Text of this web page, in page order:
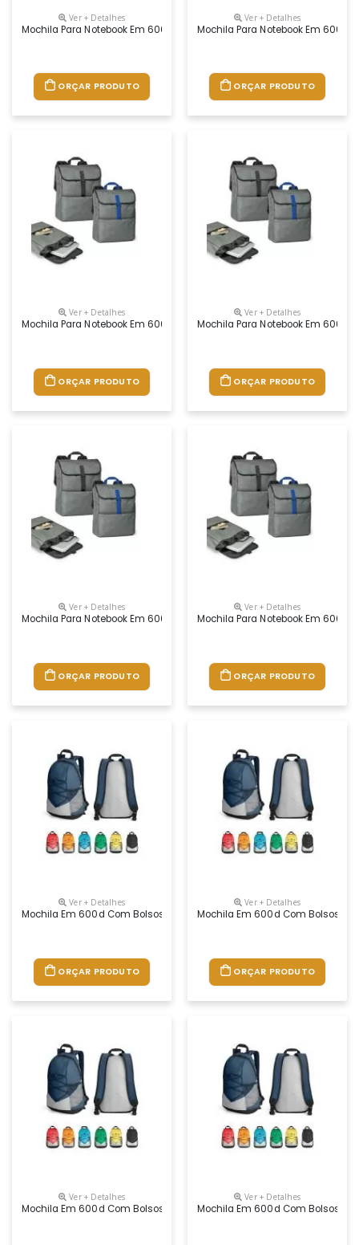
Ver + Detalhes
Mochila Para Notebook Em 600d De Alta Densidade Com
ORÇAR PRODUTO
Ver + Detalhes
Mochila Para Notebook Em 600d
ORÇAR PRODUTO
Ver + Detalhes
Mochila Para Notebook Em 600d De Alta Densidade. Compartimento
ORÇAR PRODUTO
Ver + Detalhes
Mochila Para Notebook Em 600d
ORÇAR PRODUTO
Ver + Detalhes
Mochila Para Notebook Em 600d De Alta Densidade. Compartimento
ORÇAR PRODUTO
Ver + Detalhes
Mochila Para Notebook Em 600d
ORÇAR PRODUTO
Ver + Detalhes
Mochila Em 600d Com Bolsos Laterais Em Tela Mesh E Bolso Interior.
ORÇAR PRODUTO
Ver + Detalhes
Mochila Em 600d Com Bolsos
ORÇAR PRODUTO
Ver + Detalhes
Mochila Em 600d Com Bolsos Laterais Em Tela Mesh E Bolso Interior.
Ver + Detalhes
Mochila Em 600d Com Bolsos